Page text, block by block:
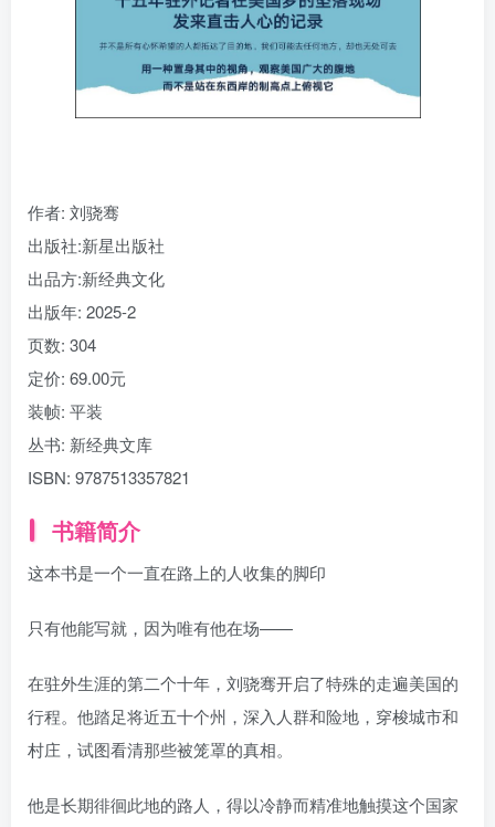
作者: 刘骁骞
出版社:新星出版社
出品方:新经典文化
出版年: 2025-2
页数: 304
定价: 69.00元
装帧: 平装
丛书: 新经典文库
ISBN: 9787513357821
书籍简介
这本书是一个一直在路上的人收集的脚印
只有他能写就，因为唯有他在场——
在驻外生涯的第二个十年，刘骁骞开启了特殊的走遍美国的
行程。他踏足将近五十个州，深入人群和险地，穿梭城市和
村庄，试图看清那些被笼罩的真相。
他是长期徘徊此地的路人，得以冷静而精准地触摸这个国家